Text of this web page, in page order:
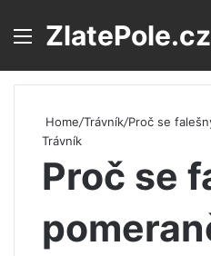
Menu
ZlatePole.cz
Home/Trávník/Proč se
Trávník
Proč se